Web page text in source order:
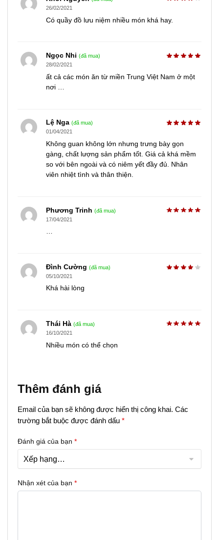
26/02/2021
Có quầy đồ lưu niệm nhiều món khá hay.
Ngọc Nhi (đã mua)
28/02/2021
ất cả các món ăn từ miền Trung Việt Nam ở một
nơi …
Lệ Nga (đã mua)
01/04/2021
Không guan không lớn nhưng trưng bày gọn
gàng, chất lượng sản phẩm tốt. Giá cả khá mềm
so với bên ngoài và có niêm yết đầy đủ. Nhân
viên nhiệt tình và thân thiện.
Phương Trinh (đã mua)
17/04/2021
Ðình Cường (đã mua)
05/10/2021
Khá hài lòng
Thái Hà (đã mua)
16/10/2021
Nhiều món có thể chọn
Thêm đánh giá
Email của bạn sẽ không được hiển thị công khai. Các
trường bắt buộc được đánh dấu *
Đánh giá của bạn *
Nhận xét của bạn *